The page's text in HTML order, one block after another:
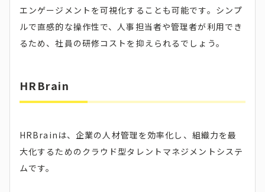
エンゲージメントを可視化することも可能です。シンプ
ルで直感的な操作性で、人事担当者や管理者が利用でき
るため、社員の研修コストを抑えられるでしょう。
HRBrain
HRBrainは、企業の人材管理を効率化し、組織力を最
大化するためのクラウド型タレントマネジメントシステ
ムです。